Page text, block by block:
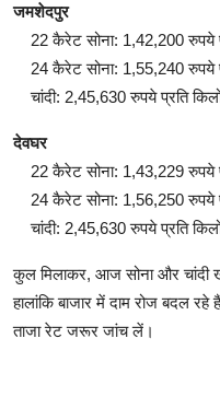
जमशेदपुर
22 कैरेट सोना: 1,42,200 रुपये
24 कैरेट सोना: 1,55,240 रुपये
चांदी: 2,45,630 रुपये प्रति
देवघर
22 कैरेट सोना: 1,43,229 रुपये
24 कैरेट सोना: 1,56,250 रुपये
चांदी: 2,45,630 रुपये प्रति
कुल मिलाकर, आज सोना और चांदी
हालांकि बाजार में दाम रोज बदल
ताजा रेट जरूर जांच लें।